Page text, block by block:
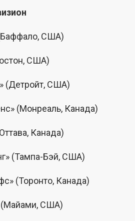
США)
США)
(Детройт, США)
(Монреаль, Канада)
Канада)
(Тампа-Бэй, США)
(Торонто, Канада)
(Майами, США)